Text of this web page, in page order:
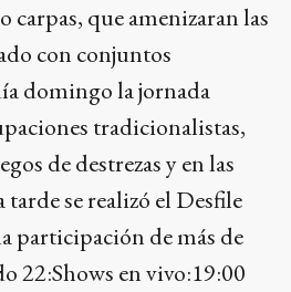
carpas, que amenizaran las
con conjuntos
domingo la jornada
tradicionalistas,
de destrezas y en las
se realizó el Desfile
participación de más de
22:Shows en vivo:19:00